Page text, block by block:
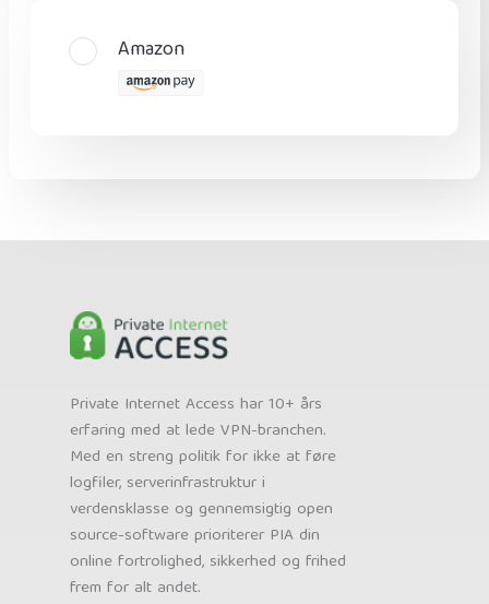
Amazon
Private Internet Access har 10+ års
erfaring med at lede VPN-branchen.
Med en streng politik for ikke at føre
logfiler, serverinfrastruktur i
verdensklasse og gennemsigtig open
source-software prioriterer PIA din
online fortrolighed, sikkerhed og frihed
frem for alt andet.